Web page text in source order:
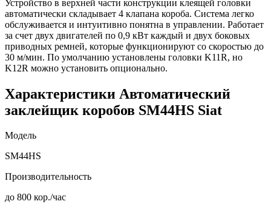
Устройство в верхней части конструкции клеящей головки
автоматически складывает 4 клапана короба. Система легко
обслуживается и интуитивно понятна в управлении. Работает
за счет двух двигателей по 0,9 кВт каждый и двух боковых
приводных ремней, которые функционируют со скоростью до
30 м/мин. По умолчанию установлены головки K11R, но
K12R можно установить опционально.
Характеристики Автоматический
заклейщик коробов SM44HS Siat
Модель
SM44HS
Производительность
до 800 кор./час